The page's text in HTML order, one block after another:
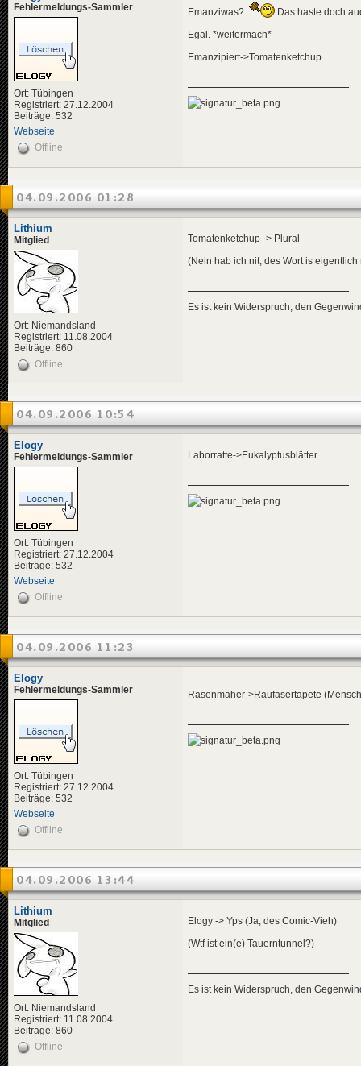
Fehlermeldungs-Sammler
Ort: Tübingen
Registriert: 27.12.2004
Beiträge: 532
Webseite
Emanziwas? Das haste doch
Egal. *weitermach*
Emanzipiert->Tomatenketchup
Offline
04.09.2006 01:28
Lithium
Mitglied
Ort: Niemandsland
Registriert: 11.08.2004
Beiträge: 860
Tomatenketchup -> Plural
(Nein hab ich nit, des Wort is eigentlich
Es ist kein Widerspruch, den
Offline
04.09.2006 10:54
Elogy
Fehlermeldungs-Sammler
Ort: Tübingen
Registriert: 27.12.2004
Beiträge: 532
Webseite
Laborratte->Eukalyptusblätter
Offline
04.09.2006 11:23
Elogy
Fehlermeldungs-Sammler
Ort: Tübingen
Registriert: 27.12.2004
Beiträge: 532
Webseite
Rasenmäher->Raufasertapete
Offline
04.09.2006 13:44
Lithium
Mitglied
Ort: Niemandsland
Registriert: 11.08.2004
Beiträge: 860
Elogy -> Yps (Ja, des Comic-Vieh)
(Wtf ist ein(e) Tauerntunnel?)
Es ist kein Widerspruch, den
Offline